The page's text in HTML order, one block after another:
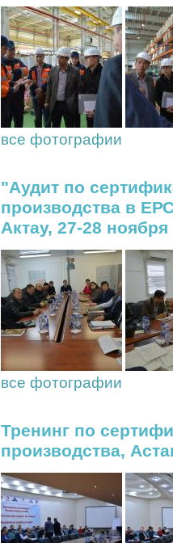
все фотографии
"Аудит по
производства в
Актау, 27-28 ноября
все фотографии
Тренинг по
производства,